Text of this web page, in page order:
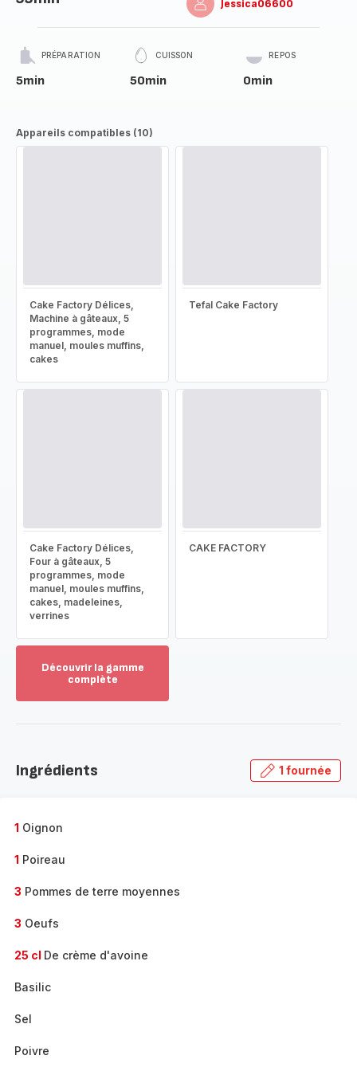
Jessica06600
PRÉPARATION
5min
CUISSON
50min
REPOS
0min
Appareils compatibles (10)
Cake Factory Délices,
Machine à gâteaux, 5
programmes, mode
manuel, moules muffins,
cakes
Tefal Cake Factory
Cake Factory Délices,
Four à gâteaux, 5
programmes, mode
manuel, moules muffins,
cakes, madeleines,
verrines
CAKE FACTORY
Découvrir la gamme
complète
gamme
Ingrédients 1 fournée
1 Oignon
1 Poireau
3 Pommes de terre moyennes
3 Oeufs
25 cl De crème d'avoine
Basilic
Sel
Poivre